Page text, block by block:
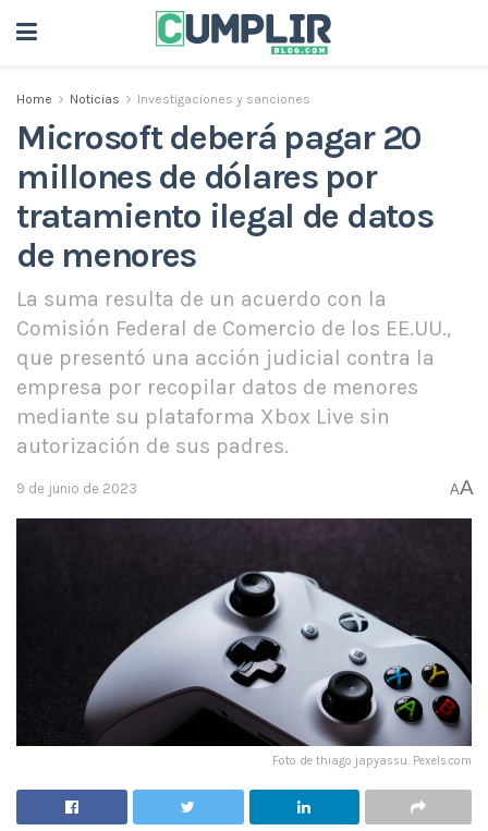
Home Noticias Investigaciones y sanciones
Microsoft deberá pagar 20
millones de dólares por
tratamiento ilegal de datos
de menores
La suma resulta de un acuerdo con la
Comisión Federal de Comercio de los EE.UU.,
que presentó una acción judicial contra la
empresa por recopilar datos de menores
mediante su plataforma Xbox Live sin
autorización de sus padres.
9 de junio de 2023 AA
Foto de thiago japyassu. Pexels.com